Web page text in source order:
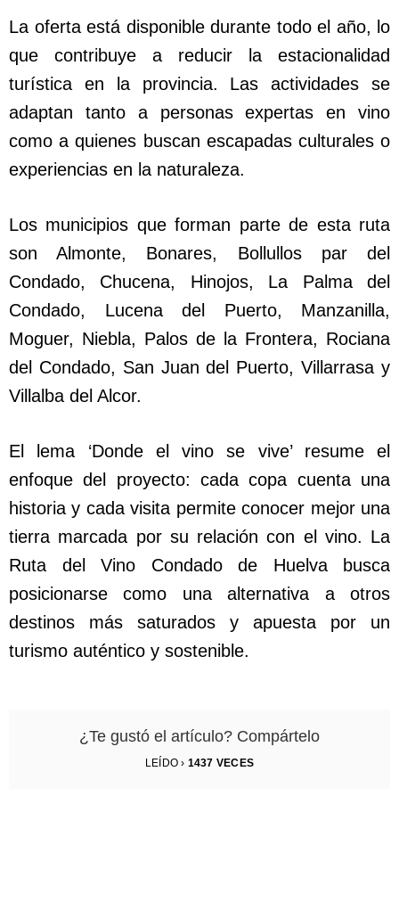
La oferta está disponible durante todo el año, lo
que contribuye a reducir la estacionalidad
turística en la provincia. Las actividades se
adaptan tanto a personas expertas en vino
como a quienes buscan escapadas culturales o
experiencias en la naturaleza.
Los municipios que forman parte de esta ruta
son Almonte, Bonares, Bollullos par del
Condado, Chucena, Hinojos, La Palma del
Condado, Lucena del Puerto, Manzanilla,
Moguer, Niebla, Palos de la Frontera, Rociana
del Condado, San Juan del Puerto, Villarrasa y
Villalba del Alcor.
El lema ‘Donde el vino se vive’ resume el
enfoque del proyecto: cada copa cuenta una
historia y cada visita permite conocer mejor una
tierra marcada por su relación con el vino. La
Ruta del Vino Condado de Huelva busca
posicionarse como una alternativa a otros
destinos más saturados y apuesta por un
turismo auténtico y sostenible.
¿Te gustó el artículo? Compártelo
LEÍDO › 1437 VECES